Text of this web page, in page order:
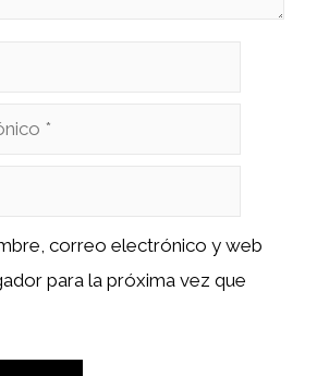
correo electrónico y web
para la próxima vez que